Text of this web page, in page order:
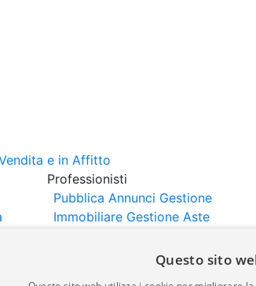
Professionisti
Pubblica Annunci Gestione
Immobiliare Gestione Aste
Importazione
Questo sito